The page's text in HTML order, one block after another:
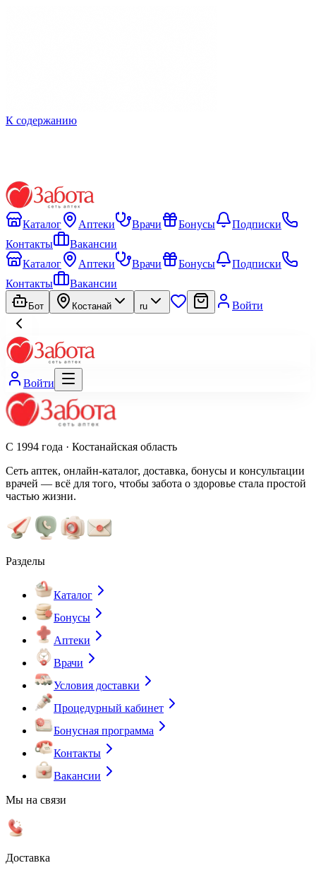
К содержанию
Каталог Аптеки Врачи Бонусы
Подписки
Контакты
Вакансии
Каталог
Аптеки Врачи Бонусы
Подписки
Контакты
Вакансии
Бот Костанай ru Войти
Войти
С 1994 года · Костанайская область
Сеть аптек, онлайн-каталог, доставка, бонусы и консультации
врачей — всё для того, чтобы забота о здоровье стала простой
частью жизни.
Разделы
Каталог
Бонусы
Аптеки
Врачи
Условия доставки
Процедурный кабинет
Бонусная программа
Контакты
Вакансии
Мы на связи
Доставка